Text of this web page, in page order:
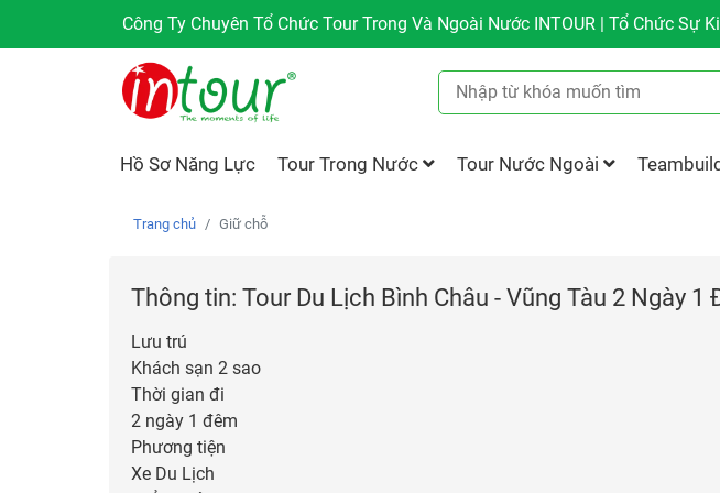
Công Ty Chuyên Tổ Chức Tour Trong Và Ngoài Nước INTOUR | Tổ Chức Sự
Hồ Sơ Năng Lực Tour Trong Nước Tour Nước Ngoài
Trang chủ Giữ chỗ
Thông tin: Tour Du Lịch Bình Châu - Vũng Tàu 2 Ngày 1
Lưu trú
Khách sạn 2 sao
Thời gian đi
2 ngày 1 đêm
Phương tiện
Xe Du Lịch